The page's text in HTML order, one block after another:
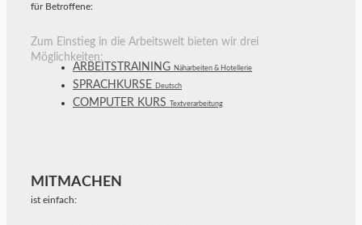
für Betroffene:
Zum Einstieg in die Arbeitswelt bieten wir drei
Möglichkeiten:
ARBEITSTRAINING Näharbeiten & Hotellerie
SPRACHKURSE Deutsch
COMPUTER KURS Textverarbeitung
MITMACHEN
ist einfach: